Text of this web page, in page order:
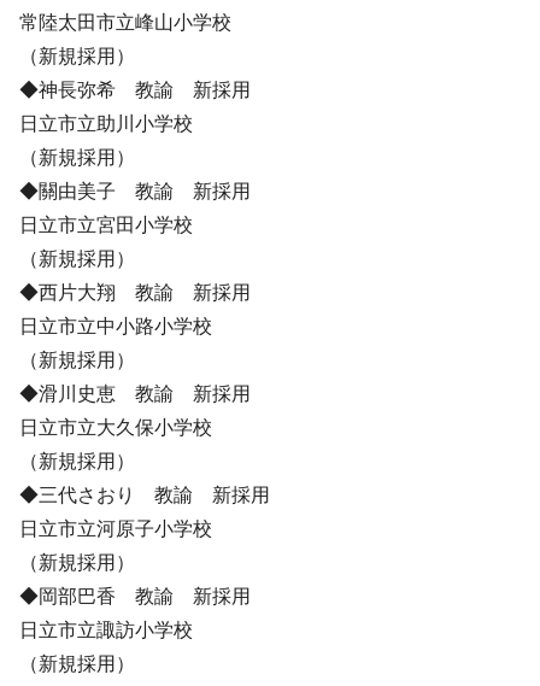
常陸太田市立峰山小学校
（新規採用）
◆神長弥希 教諭 新採用
日立市立助川小学校
（新規採用）
◆關由美子 教諭 新採用
日立市立宮田小学校
（新規採用）
◆西片大翔 教諭 新採用
日立市立中小路小学校
（新規採用）
◆滑川史恵 教諭 新採用
日立市立大久保小学校
（新規採用）
◆三代さおり 教諭 新採用
日立市立河原子小学校
（新規採用）
◆岡部巴香 教諭 新採用
日立市立諏訪小学校
（新規採用）